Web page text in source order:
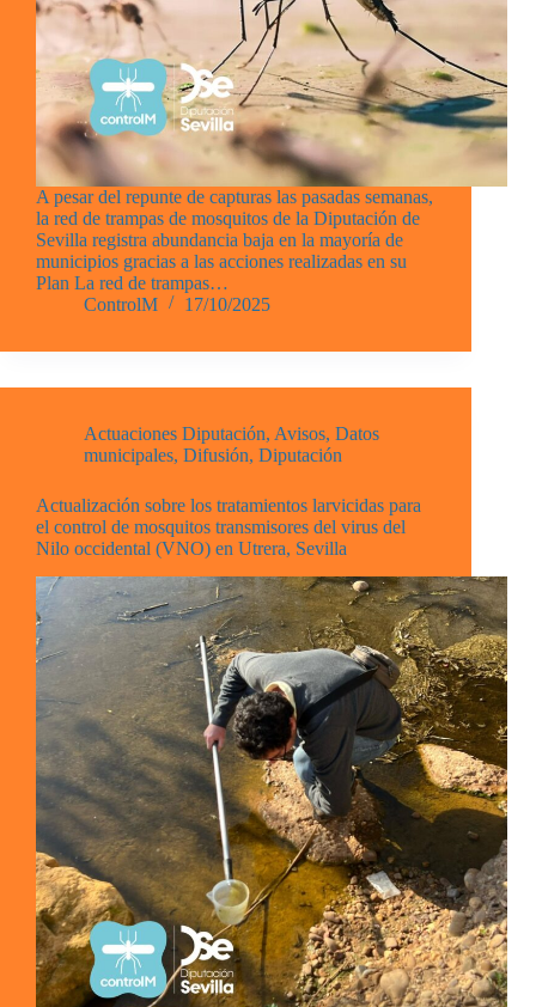
A pesar del repunte de capturas las pasadas semanas,
la red de trampas de mosquitos de la Diputación de
Sevilla registra abundancia baja en la mayoría de
municipios gracias a las acciones realizadas en su
Plan La red de trampas…
ControlM
17/10/2025
Actuaciones Diputación, Avisos, Datos
municipales, Difusión, Diputación
Actualización sobre los tratamientos larvicidas para
el control de mosquitos transmisores del virus del
Nilo occidental (VNO) en Utrera, Sevilla